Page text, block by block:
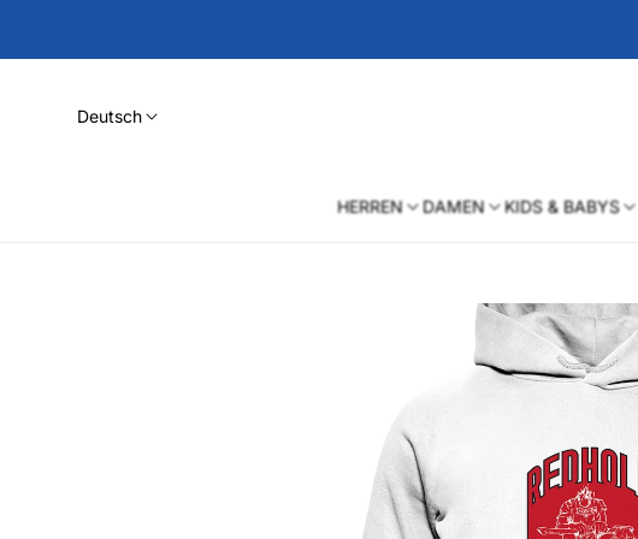
Deutsch
HERREN DAMEN KIDS & BABYS